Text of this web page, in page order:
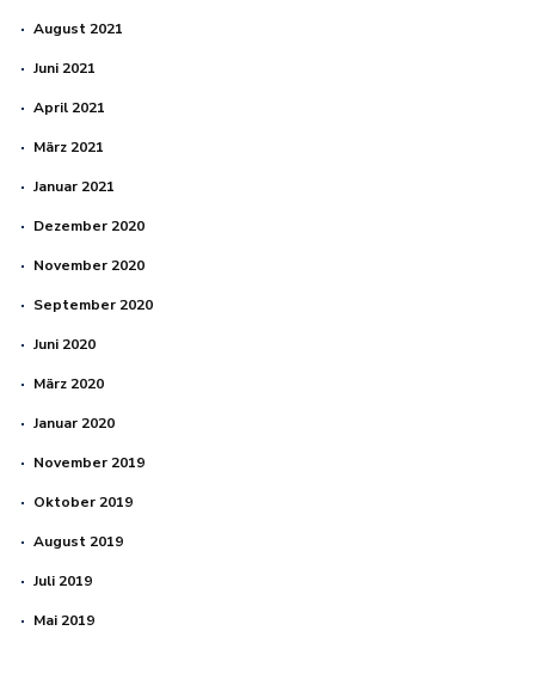
August 2021
Juni 2021
April 2021
März 2021
Januar 2021
Dezember 2020
November 2020
September 2020
Juni 2020
März 2020
Januar 2020
November 2019
Oktober 2019
August 2019
Juli 2019
Mai 2019